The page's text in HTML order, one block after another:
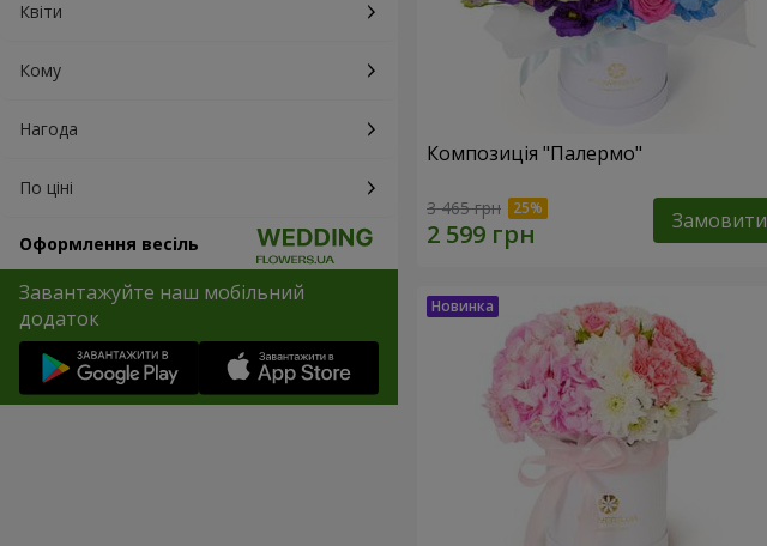
Квіти
Кому
Нагода
По ціні
Оформлення весіль
Завантажуйте наш мобільний
додаток
Композиція "Палермо"
3 465 грн Замовити